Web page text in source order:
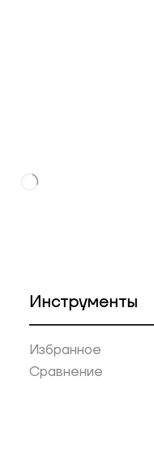
Инструменты
Избранное
Сравнение